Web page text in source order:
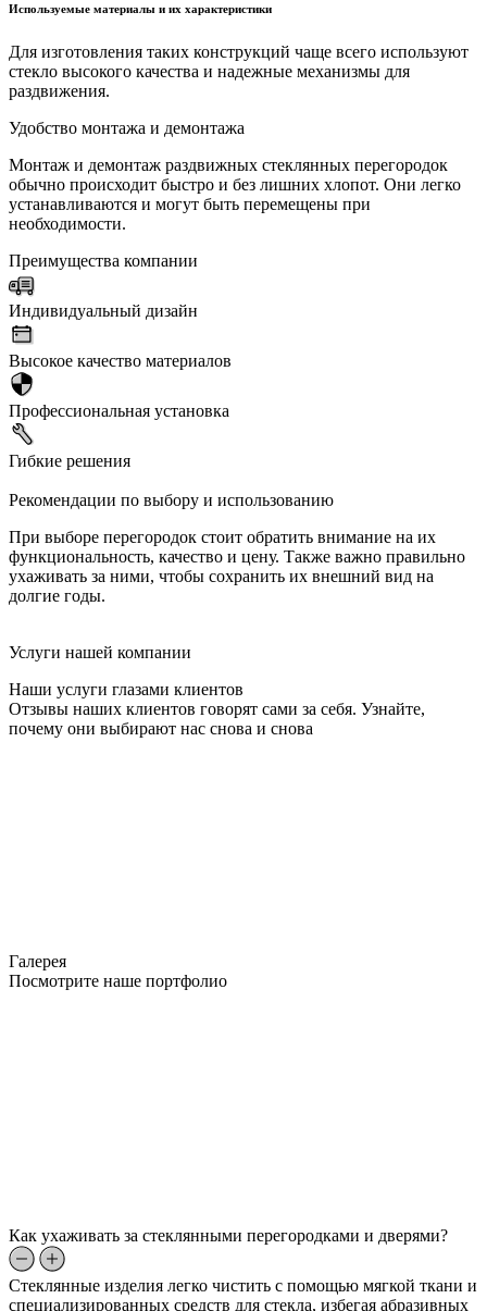
Используемые материалы и их характеристики
Для изготовления таких конструкций чаще всего используют
стекло высокого качества и надежные механизмы для
раздвижения.
Удобство монтажа и демонтажа
Монтаж и демонтаж раздвижных стеклянных перегородок
обычно происходит быстро и без лишних хлопот. Они легко
устанавливаются и могут быть перемещены при
необходимости.
Преимущества компании
Индивидуальный дизайн
Высокое качество материалов
Профессиональная установка
Гибкие решения
Рекомендации по выбору и использованию
При выборе перегородок стоит обратить внимание на их
функциональность, качество и цену. Также важно правильно
ухаживать за ними, чтобы сохранить их внешний вид на
долгие годы.
Услуги нашей компании
Наши услуги глазами клиентов
Отзывы наших клиентов говорят сами за себя. Узнайте,
почему они выбирают нас снова и снова
Галерея
Посмотрите наше портфолио
Как ухаживать за стеклянными перегородками и дверями?
Стеклянные изделия легко чистить с помощью мягкой ткани и
специализированных средств для стекла, избегая абразивных